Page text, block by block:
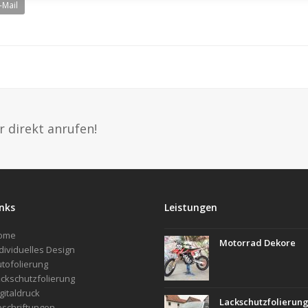
Mail
direkt anrufen!
Design
Leistungen
Motorrad Dekore
Lackschutzfolierung